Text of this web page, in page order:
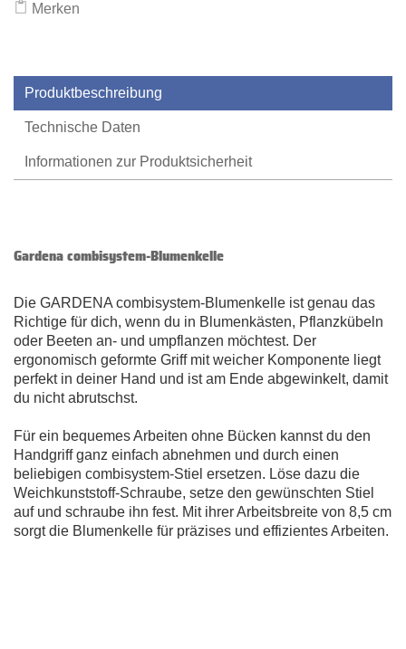
Merken
Produktbeschreibung
Technische Daten
Informationen zur Produktsicherheit
Gardena combisystem-Blumenkelle
Die GARDENA combisystem-Blumenkelle ist genau das
Richtige für dich, wenn du in Blumenkästen, Pflanzkübeln
oder Beeten an- und umpflanzen möchtest. Der
ergonomisch geformte Griff mit weicher Komponente liegt
perfekt in deiner Hand und ist am Ende abgewinkelt, damit
du nicht abrutschst.
Für ein bequemes Arbeiten ohne Bücken kannst du den
Handgriff ganz einfach abnehmen und durch einen
beliebigen combisystem-Stiel ersetzen. Löse dazu die
Weichkunststoff-Schraube, setze den gewünschten Stiel
auf und schraube ihn fest. Mit ihrer Arbeitsbreite von 8,5 cm
sorgt die Blumenkelle für präzises und effizientes Arbeiten.